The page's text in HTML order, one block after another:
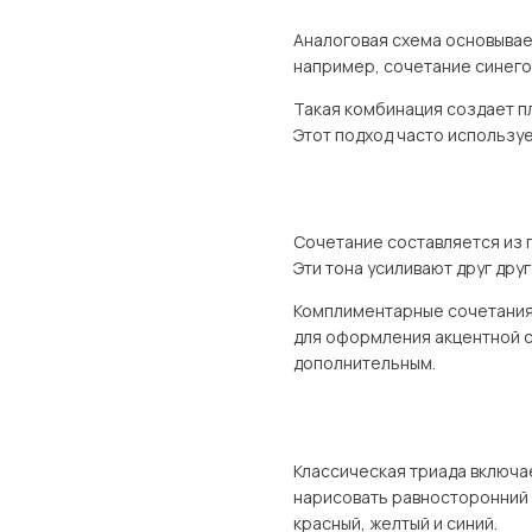
Аналоговая схема
например, сочетание
Такая комбинация создает
Этот подход часто
Сочетание составляется из
Эти тона усиливают друг
Комплиментарные
для оформления акцентной
дополнительным.
Классическая триада
нарисовать равносторонний
красный, желтый и синий.